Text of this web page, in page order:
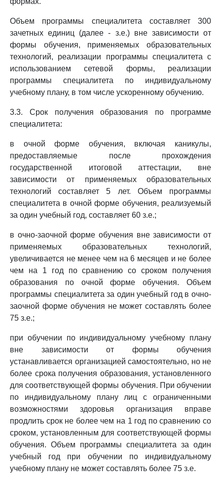
Объем программы специалитета составляет 300
зачетных единиц (далее - з.е.) вне зависимости от
формы обучения, применяемых образовательных
технологий, реализации программы специалитета с
использованием сетевой формы, реализации
программы специалитета по индивидуальному
учебному плану, в том числе ускоренному обучению.
3.3. Срок получения образования по программе
специалитета:
в очной форме обучения, включая каникулы,
предоставляемые после прохождения
государственной итоговой аттестации, вне
зависимости от применяемых образовательных
технологий составляет 5 лет. Объем программы
специалитета в очной форме обучения, реализуемый
за один учебный год, составляет 60 з.е.;
в очно-заочной форме обучения вне зависимости от
применяемых образовательных технологий,
увеличивается не менее чем на 6 месяцев и не более
чем на 1 год по сравнению со сроком получения
образования по очной форме обучения. Объем
программы специалитета за один учебный год в очно-
заочной форме обучения не может составлять более
75 з.е.;
при обучении по индивидуальному учебному плану
вне зависимости от формы обучения
устанавливается организацией самостоятельно, но не
более срока получения образования, установленного
для соответствующей формы обучения. При обучении
по индивидуальному плану лиц с ограниченными
возможностями здоровья организация вправе
продлить срок не более чем на 1 год по сравнению со
сроком, установленным для соответствующей формы
обучения. Объем программы специалитета за один
учебный год при обучении по индивидуальному
учебному плану не может составлять более 75 з.е.